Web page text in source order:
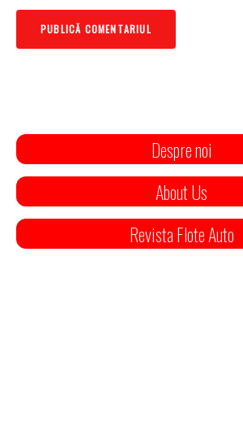
Despre noi
About Us
Revista Flote Auto